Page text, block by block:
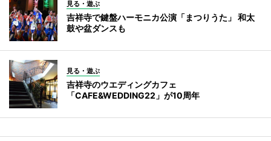
見る・遊ぶ
吉祥寺で鍵盤ハーモニカ公演「まつりうた」 和太
鼓や盆ダンスも
見る・遊ぶ
吉祥寺のウエディングカフェ
「CAFE&WEDDING22」が10周年